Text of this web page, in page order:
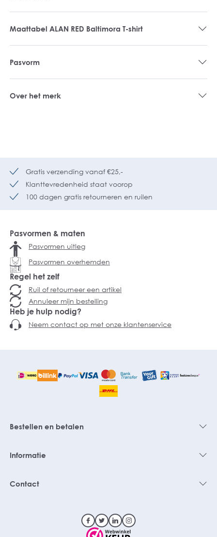
Maattabel ALAN RED Baltimora T-shirt
Pasvorm
Over het merk
Gratis verzending vanaf €25,-
Klanttevredenheid staat voorop
100 dagen gratis retourneren en ruilen
Pasvormen & maten
Pasvormen uitleg
Pasvormen overhemden
Regel het zelf
Ruil of retourneer een artikel
Annuleer mijn bestelling
Heb je hulp nodig?
Neem contact op met onze klantenservice
Bestellen en betalen
Informatie
Contact